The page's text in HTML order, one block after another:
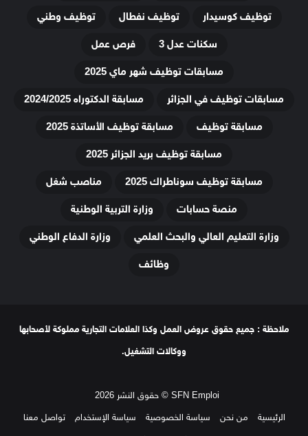
توظيف كوسيدار
توظيف نفطال
توظيف وطني
سكنات عدل 3
فرص عمل
مسابقات توظيف شهر ماي 2025
مسابقات توظيف في الجزائر
مسابقة الدكتوراه 2024/2025
مسابقة توظيف
مسابقة توظيف الأساتذة 2025
مسابقة توظيف بريد الجزائر 2025
مسابقة توظيف سوناطراك 2025
مناصب شغل
منصة حسابات
وزارة التربية الوطنية
وزارة التعليم العالي والبحث العلمي
وزارة الدفاع الوطني
وظائف
ملاحظة : جميع حقوق عروض العمل وكذا العلامات التجارية مملوكة لأصحابها
ووكالات التشغيل.
SFN Emploi © حقوق النشر 2026
الرئيسية
من نحن سياسة الخصوصية سياسة الإستخدام
تواصل معنا